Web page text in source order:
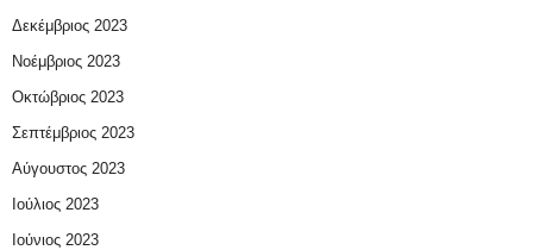
Δεκέμβριος 2023
Νοέμβριος 2023
Οκτώβριος 2023
Σεπτέμβριος 2023
Αύγουστος 2023
Ιούλιος 2023
Ιούνιος 2023